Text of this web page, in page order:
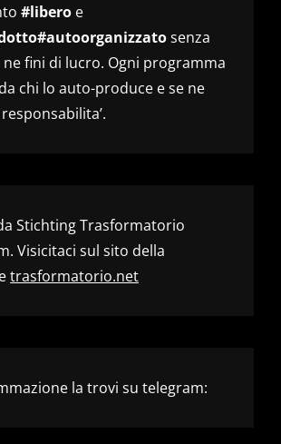
#libero e
senza
ne fini di lucro. Ogni programma
chi lo auto-produce e se ne
Stichting Trasformatorio
Visicitaci sul sito della
trasformatorio.net
la trovi su telegram: